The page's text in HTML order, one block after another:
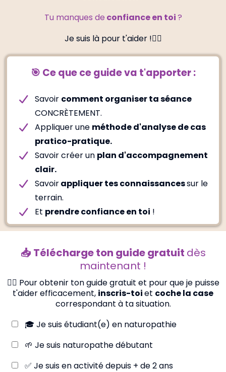
Tu manques de confiance en toi?
Je suis là pour t'aider !👇🏻
🎯 Ce que ce guide va t'apporter :
Savoir comment organiser ta séance
CONCRÈTEMENT.
Appliquer une méthode d'analyse de cas
pratico-pratique.
Savoir créer un plan d'accompagnement
clair.
Savoirappliquer tes connaissancessur le
terrain.
Et prendre confiance en toi !
📥 Télécharge ton guide gratuit dès
maintenant !
👉🏻 Pour obtenir ton guide gratuit et pour que je puisse
t'aider efficacement, inscris-toiet coche la case
correspondant à ta situation.
🎓 Je suis étudiant(e) en naturopathie
🌱 Je suis naturopathe débutant
✅ Je suis en activité depuis + de 2 ans